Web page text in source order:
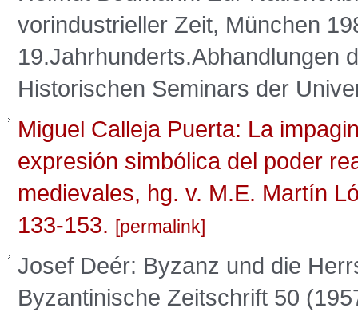
vorindustrieller Zeit, München
19.Jahrhunderts.Abhandlungen
Historischen Seminars der
Miguel Calleja Puerta: La
expresión simbólica del poder
medievales, hg. v. M.E. Martín
133-153.
permalink
Josef Deér: Byzanz und die
Byzantinische Zeitschrift 50